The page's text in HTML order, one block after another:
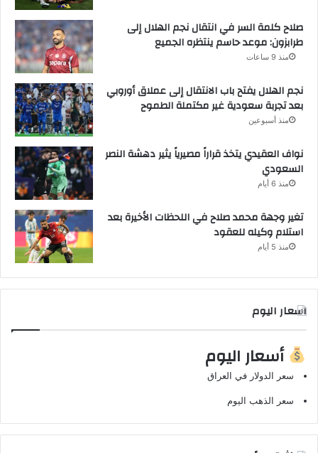
صلاح كلمة السر في انتقال نجم الهلال إلى
طرابزون: موعد حاسم ينتظره الجميع
منذ 9 ساعات
نجم الهلال يفتح باب الانتقال إلى عملاق أوروبي
بعد تجربة سعودية غير مكتملة الطموح
منذ أسبوعين
نواف العقيدي يتخذ قراراً مصيرياً يثير دهشة النصر
السعودي
منذ 6 أيام
تغير وجهة محمد صلاح في اللحظات الأخيرة بعد
استلام وكيله للعقود
منذ 5 أيام
اسعار اليوم
أسعار اليوم
سعر الدولار في العراق
سعر الذهب اليوم